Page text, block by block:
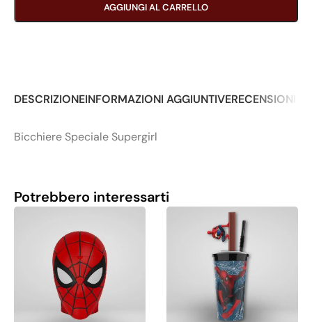
AGGIUNGI AL CARRELLO
DESCRIZIONEINFORMAZIONI AGGIUNTIVERECENSIONI
Bicchiere Speciale Supergirl
Potrebbero interessarti